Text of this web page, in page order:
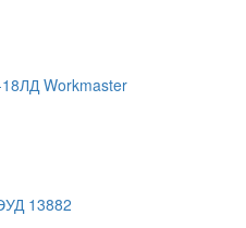
Workmaster
13882